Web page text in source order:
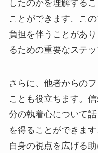
したのかを理解する
ことができます。こ
負担を伴うことがあ
るための重要なステッ
さらに、他者からの
ことも役立ちます。
分の執着心について
を得ることができま
自身の視点を広げる